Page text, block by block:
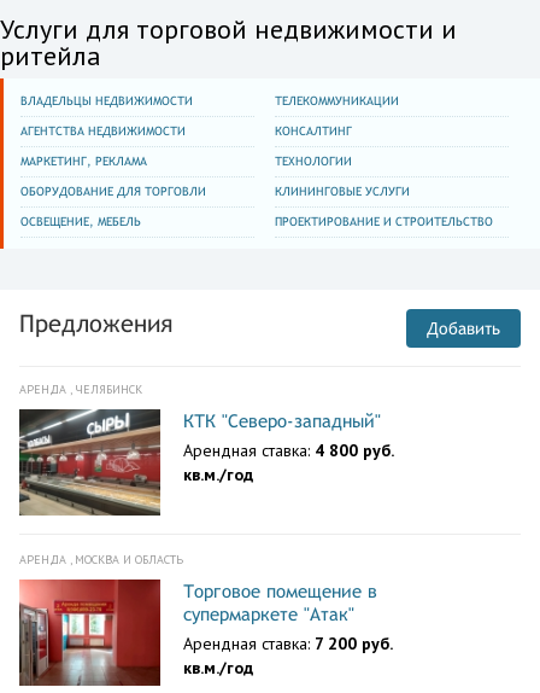
Услуги для торговой недвижимости и
ритейла
ВЛАДЕЛЬЦЫ НЕДВИЖИМОСТИ ТЕЛЕКОММУНИКАЦИИ
АГЕНТСТВА НЕДВИЖИМОСТИ КОНСАЛТИНГ
МАРКЕТИНГ, РЕКЛАМА ТЕХНОЛОГИИ
ОБОРУДОВАНИЕ ДЛЯ ТОРГОВЛИ КЛИНИНГОВЫЕ УСЛУГИ
ОСВЕЩЕНИЕ, МЕБЕЛЬ ПРОЕКТИРОВАНИЕ И СТРОИТЕЛЬСТВО
Предложения Добавить
АРЕНДА , ЧЕЛЯБИНСК
КТК "Северо-западный"
Арендная ставка: 4 800 руб.
кв.м./год
АРЕНДА , МОСКВА И ОБЛАСТЬ
Торговое помещение в
супермаркете "Атак"
Арендная ставка: 7 200 руб.
кв.м./год